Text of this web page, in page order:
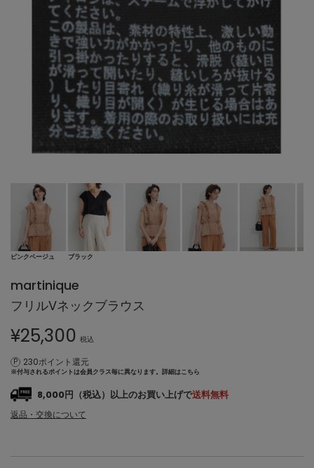
ピンクベージュ ブラック
martinique
フリルVネックブラウス
¥25,300 税込
230ポイント還元
※付与されるポイントは会員クラス毎に異なります。 詳細はこちら
8,000円（税込）以上のお買い上げで送料無料
返品・交換について